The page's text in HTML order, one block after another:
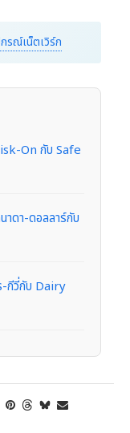
รณ์เน็ตเวิร์ก
On กับ Safe
าดา-ดอลลาร์กับ
-กีวี่กับ Dairy